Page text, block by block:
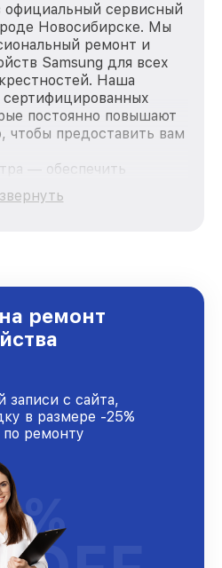
официальный сервисный
Новосибирске. Мы
ремонт и
Samsung для всех
Наша
постоянно повышают
предоставить вам
— обеспечить
ремонт для
продукции Samsung,
постоянно повышая
наших
ремонт
записи с сайта,
в размере -25%
по ремонту
%